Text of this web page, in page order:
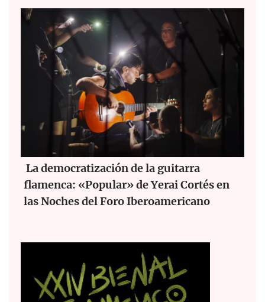
La democratización de la guitarra
flamenca: «Popular» de Yerai Cortés en
las Noches del Foro Iberoamericano